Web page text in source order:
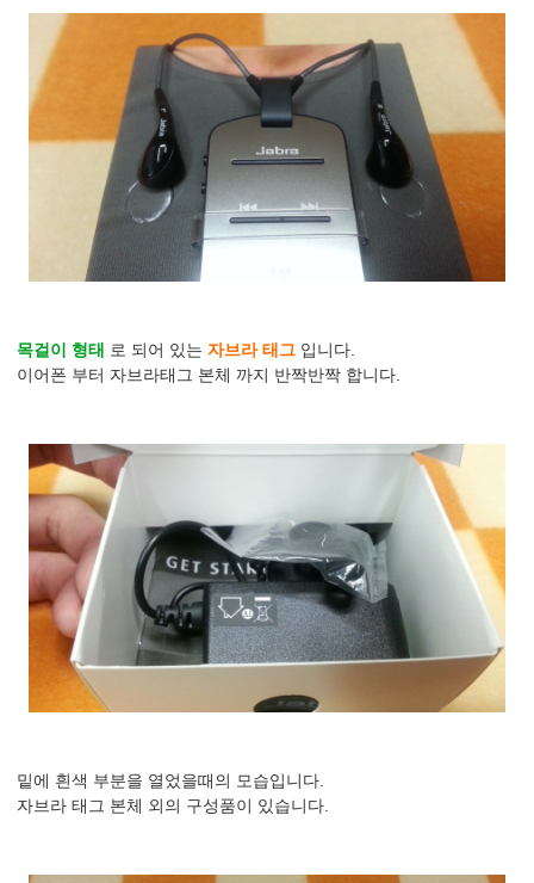
목걸이 형태 로 되어 있는 자브라 태그 입니다.
이어폰 부터 자브라태그 본체 까지 반짝반짝 합니다.
밑에 흰색 부분을 열었을때의 모습입니다.
자브라 태그 본체 외의 구성품이 있습니다.